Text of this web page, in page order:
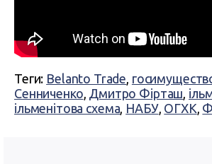
Теги: Belanto Trade,
Сенниченко, Дмитро Фірташ,
ільменітова схема, НАБУ, ОГХК,